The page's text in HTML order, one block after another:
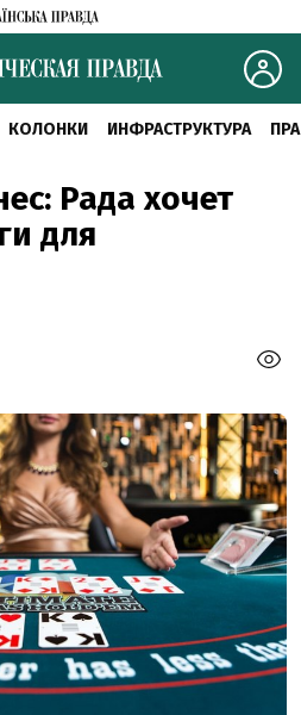
КОЛОНКИ ИНФРАСТРУКТУРА
Рада хочет
для